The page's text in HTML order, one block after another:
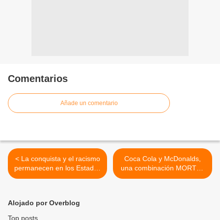
Comentarios
Añade un comentario
< La conquista y el racismo
permanecen en los Estados
Unidos
Coca Cola y McDonalds,
una combinación MORTAL
>
Alojado por Overblog
Top posts